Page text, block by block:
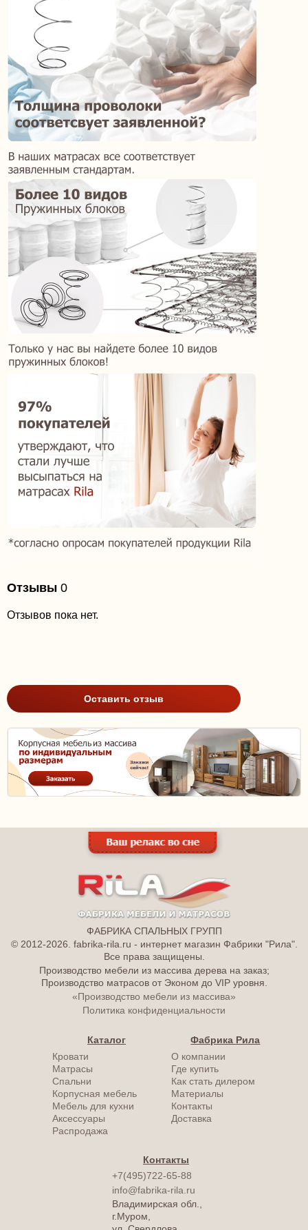
Отзывы 0
Отзывов пока нет.
Оставить отзыв
ФАБРИКА СПАЛЬНЫХ ГРУПП
© 2012-2026. fabrika-rila.ru - интернет магазин Фабрики "Рила".
Все права защищены.
Производство мебели из массива дерева на заказ;
Производство матрасов от Эконом до VIP уровня.
«Производство мебели из массива»
Политика конфиденциальности
Каталог
Кровати
Матрасы
Спальни
Корпусная мебель
Мебель для кухни
Аксессуары
Распродажа
Фабрика Рила
О компании
Где купить
Как стать дилером
Материалы
Контакты
Доставка
Контакты
+7(495)722-65-88
info@fabrika-rila.ru
Владимирская обл.,
г.Муром,